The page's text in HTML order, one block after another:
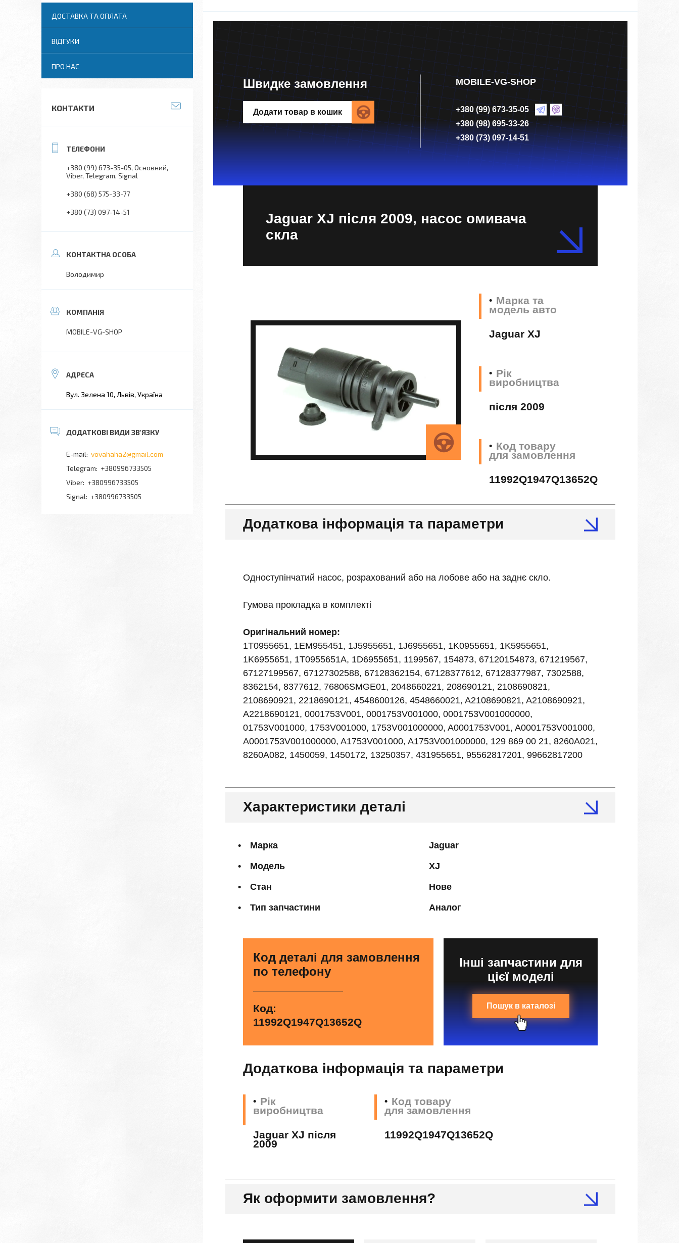
Швидке замовлення
Додати товар в кошик
MOBILE-VG-SHOP
+380 (99) 673-35-05
+380 (98) 695-33-26
+380 (73) 097-14-51
Jaguar XJ після 2009, насос омивача
скла
Марка та
модель авто
Jaguar XJ
Рік
виробництва
після 2009
Код товару
для замовлення
11992Q1947Q13652Q
Додаткова інформація та параметри
Одноступінчатий насос, розрахований або на лобове або на заднє скло.
Гумова прокладка в комплекті
Оригінальний номер:
1T0955651, 1EM955451, 1J5955651, 1J6955651, 1K0955651, 1K5955651,
1K6955651, 1T0955651A, 1D6955651, 1199567, 154873, 67120154873, 671219567,
67127199567, 67127302588, 67128362154, 67128377612, 67128377987, 7302588,
8362154, 8377612, 76806SMGE01, 2048660221, 208690121, 2108690821,
2108690921, 2218690121, 4548600126, 4548660021, A2108690821, A2108690921,
A2218690121, 0001753V001, 0001753V001000, 0001753V001000000,
01753V001000, 1753V001000, 1753V001000000, A0001753V001, A0001753V001000,
A0001753V001000000, A1753V001000, A1753V001000000, 129 869 00 21, 8260A021,
8260A082, 1450059, 1450172, 13250357, 431955651, 95562817201, 99662817200
Характеристики деталі
Марка Jaguar
Модель XJ
Стан Нове
Тип запчастини Аналог
Код деталі для замовлення
по телефону
Код:
11992Q1947Q13652Q
Інші запчастини для
цієї моделі
Пошук в каталозі
Додаткова інформація та параметри
Рік
виробництва
Jaguar XJ після
2009
Код товару
для замовлення
11992Q1947Q13652Q
Як оформити замовлення?
ДОСТАВКА ТА ОПЛАТА
ВІДГУКИ
ПРО НАС
КОНТАКТИ
+380 (99) 673-35-05 Основний,
Viber, Telegram, Signal
+380 (68) 575-33-77
+380 (73) 097-14-51
Володимир
MOBILE-VG-SHOP
Вул. Зелена 10, Львів, Україна
vovahaha2@gmail.com
+380996733505
+380996733505
Signal
+380996733505